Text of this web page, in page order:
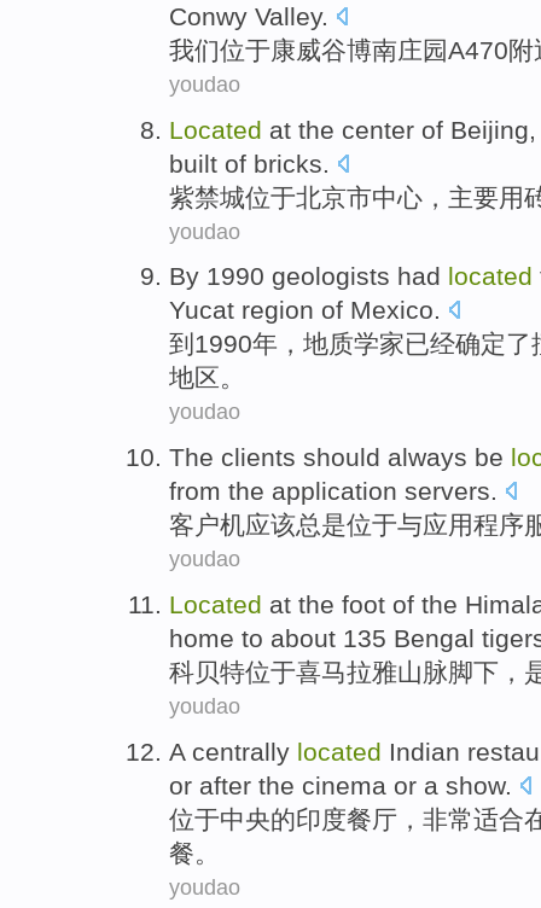
Conwy Valley.
我们位于康威谷博南庄园A470附
youdao
Located at the center of Beijing
built of bricks
紫禁城位于北京市中心 ， 主要用
youdao
By 1990 geologists had located
Yucat region of Mexico.
到 1990年， 地质学家已经确定了
地区。
youdao
The clients should always be
from the application servers.
客户机应该总是位于与应用程序
youdao
Located at the foot of the
home to about 135 Bengal
科贝特位于喜马拉雅山脉脚下 ，
youdao
A centrally located Indian
or after the cinema or a show.
位于中央的印度餐厅 ，非常适合
餐。
youdao